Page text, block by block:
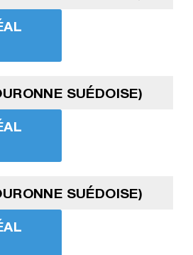
SUÉDOISE)
SUÉDOISE)